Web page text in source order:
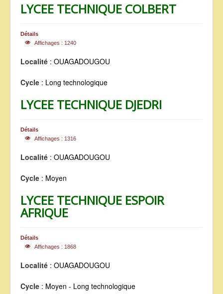
LYCEE TECHNIQUE COLBERT
Détails
Affichages : 1240
Localité : OUAGADOUGOU
Cycle : Long technologique
LYCEE TECHNIQUE DJEDRI
Détails
Affichages : 1316
Localité : OUAGADOUGOU
Cycle : Moyen
LYCEE TECHNIQUE ESPOIR
AFRIQUE
Détails
Affichages : 1868
Localité : OUAGADOUGOU
Cycle : Moyen - Long technologique